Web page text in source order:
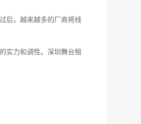
后，越来越多的厂商将线
实力和调性。深圳舞台租